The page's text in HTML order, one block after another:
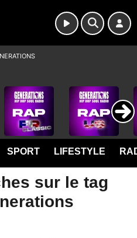
SPORT LIFESTYLE
sur le tag